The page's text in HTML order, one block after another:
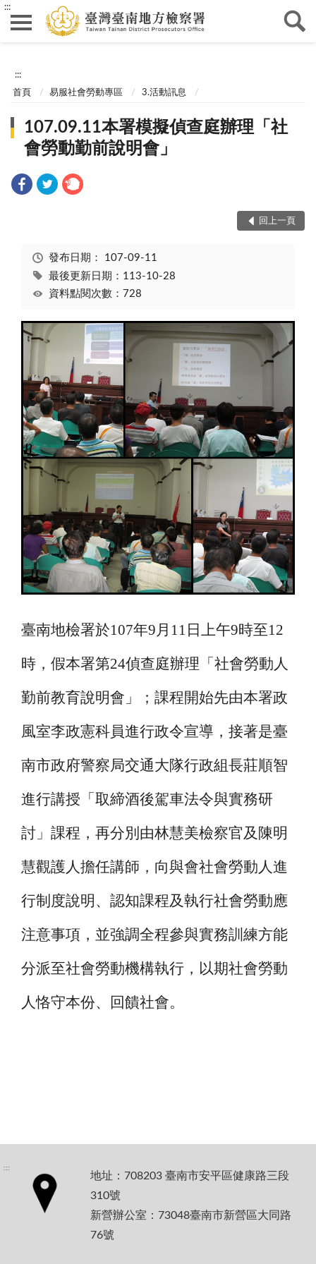
:::
:::
首頁 易服社會勞動專區 3.活動訊息
107.09.11本署模擬偵查庭辦理「社
會勞動勤前說明會」
回上一頁
發布日期： 107-09-11
最後更新日期：113-10-28
資料點閱次數：728
臺南地檢署於107年9月11日上午9時至12
時，假本署第24偵查庭辦理「社會勞動人
勤前教育說明會」；課程開始先由本署政
風室李政憲科員進行政令宣導，接著是臺
南市政府警察局交通大隊行政組長莊順智
進行講授「取締酒後駕車法令與實務研
討」課程，再分別由林慧美檢察官及陳明
慧觀護人擔任講師，向與會社會勞動人進
行制度說明、認知課程及執行社會勞動應
注意事項，並強調全程參與實務訓練方能
分派至社會勞動機構執行，以期社會勞動
人恪守本份、回饋社會。
:::
地址：708203 臺南市安平區健康路三段
310號
新營辦公室：73048臺南市新營區大同路
76號